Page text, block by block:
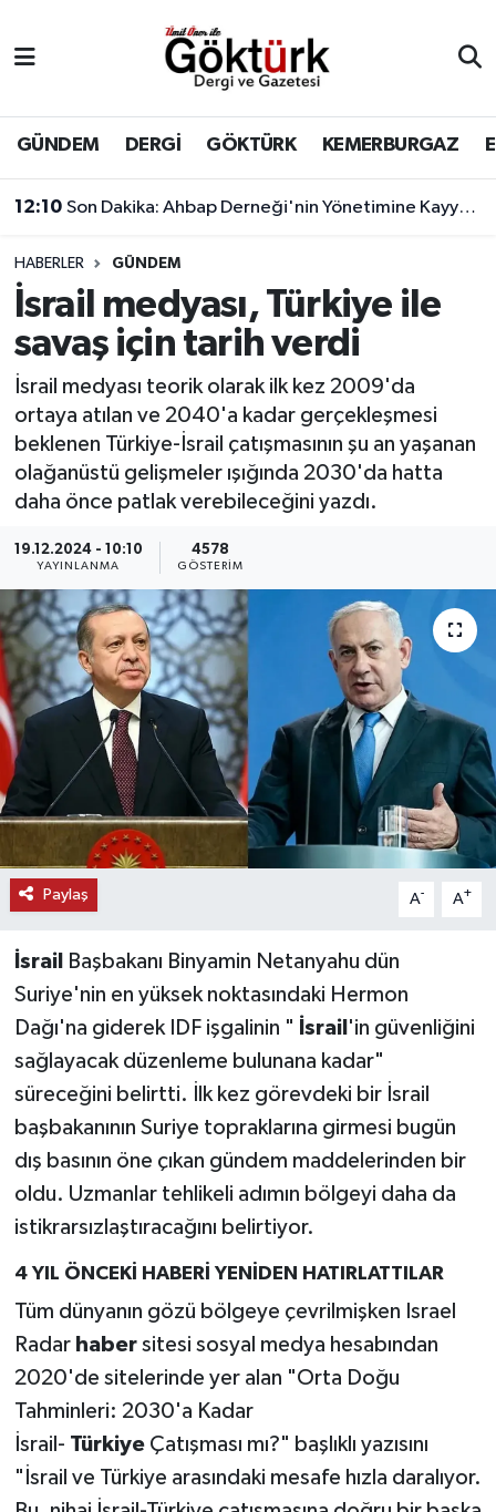
GÜNDEM DERGİ GÖKTÜRK KEMERBURGAZ
12:10 Son Dakika: Ahbap Derneği'nin Yönetimine Kayyum Atandı
HABERLER GÜNDEM
İsrail medyası, Türkiye ile
savaş için tarih verdi
İsrail medyası teorik olarak ilk kez 2009'da
ortaya atılan ve 2040'a kadar gerçekleşmesi
beklenen Türkiye-İsrail çatışmasının şu an yaşanan
olağanüstü gelişmeler ışığında 2030'da hatta
daha önce patlak verebileceğini yazdı.
19.12.2024 - 10:10
YAYINLANMA
4578
GÖSTERIM
Paylaş A- A+
İsrail
Başbakanı Binyamin Netanyahu dün
Suriye'nin en yüksek noktasındaki Hermon
Dağı'na giderek IDF işgalinin " İsrail 'in güvenliğini
sağlayacak düzenleme bulunana kadar"
süreceğini belirtti. İlk kez görevdeki bir İsrail
başbakanının Suriye topraklarına girmesi bugün
dış basının öne çıkan gündem maddelerinden bir
oldu. Uzmanlar tehlikeli adımın bölgeyi daha da
istikrarsızlaştıracağını belirtiyor.
4 YIL ÖNCEKİ HABERİ YENİDEN HATIRLATTILAR
Tüm dünyanın gözü bölgeye çevrilmişken Israel
Radar habersitesi sosyal medya hesabından
2020'de sitelerinde yer alan "Orta Doğu
Tahminleri: 2030'a Kadar
İsrail- TürkiyeÇatışması mı?" başlıklı yazısını
"İsrail ve Türkiye arasındaki mesafe hızla daralıyor.
BİLİM
DERGİ
DÜNYA
EĞİTİM
EKONOMİ
GÖKTÜRK
GÜNDEM
KÜLTÜR - SANAT
MAGAZİN
ÖZEL HABER
SAĞLIK
SPOR
TEKNOLOJİ
YAŞAM
Eyüpsultan Hava Durumu
Eyüpsultan Trafik Yoğunluk Haritası
Süper Lig Puan Durumu ve Fikstür
Tüm Manşetler
Son Dakika Haberleri
Haber Arşivi